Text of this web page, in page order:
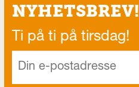
NYHETSBREV!
Ti på ti på tirsdag!